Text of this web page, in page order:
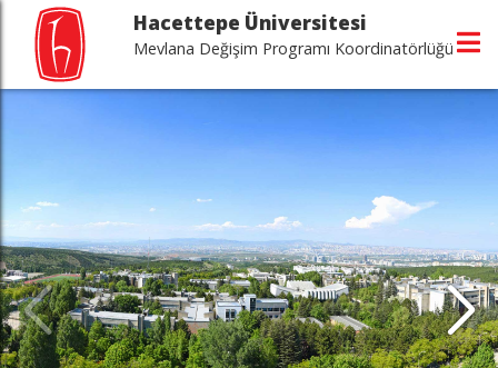
Hacettepe Üniversitesi
Mevlana Değişim Programı Koordinatörlüğü